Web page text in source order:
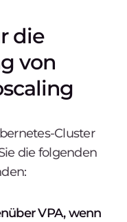
die
von
Cluster
die folgenden
VPA, wenn